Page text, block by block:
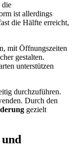
die
ist allerdings
die Hälfte erreicht,
mit Öffnungszeiten
gestalten.
unterstützen
durchzuführen.
Durch den
gezielt